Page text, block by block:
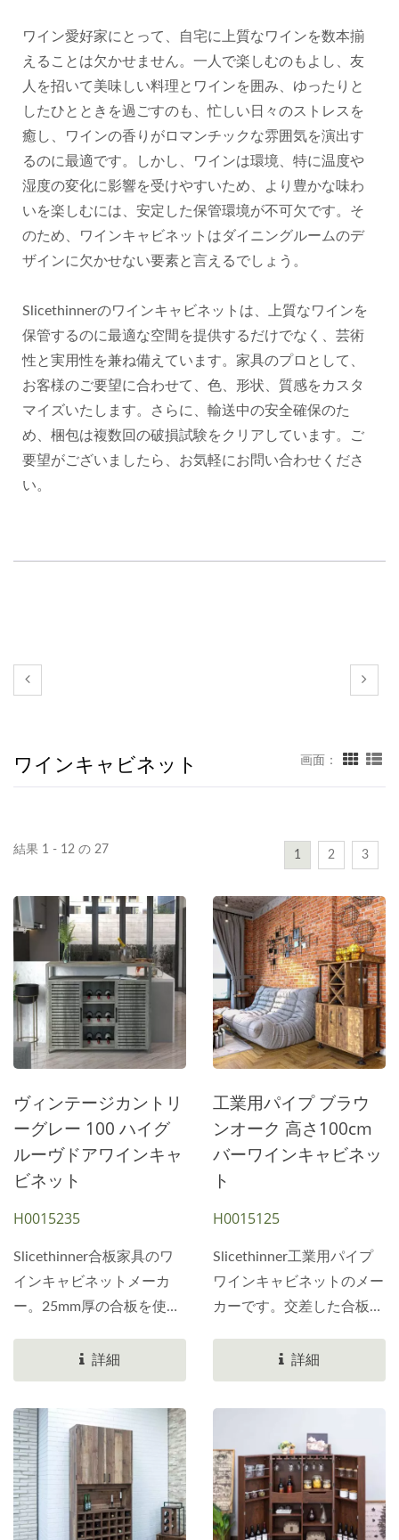
ワイン愛好家にとって、自宅に上質なワインを数本揃
えることは欠かせません。一人で楽しむのもよし、友
人を招いて美味しい料理とワインを囲み、ゆったりと
したひとときを過ごすのも、忙しい日々のストレスを
癒し、ワインの香りがロマンチックな雰囲気を演出す
るのに最適です。しかし、ワインは環境、特に温度や
湿度の変化に影響を受けやすいため、より豊かな味わ
いを楽しむには、安定した保管環境が不可欠です。そ
のため、ワインキャビネットはダイニングルームのデ
ザインに欠かせない要素と言えるでしょう。
Slicethinnerのワインキャビネットは、上質なワインを
保管するのに最適な空間を提供するだけでなく、芸術
性と実用性を兼ね備えています。家具のプロとして、
お客様のご要望に合わせて、色、形状、質感をカスタ
マイズいたします。さらに、輸送中の安全確保のた
め、梱包は複数回の破損試験をクリアしています。ご
要望がございましたら、お気軽にお問い合わせくださ
い。
ワインキャビネット 画面：
結果 1 - 12 の 27 1 2 3
ヴィンテージカントリ
ーグレー 100 ハイグ
ルーヴドアワインキャ
ビネット
H0015235
Slicethinner合板家具のワ
インキャビネットメーカ
ー。25mm厚の合板を使用
をサポートします。ヴィン
テージグレーオーク紙ラミ
ネートを使用。4本のワイ
ンキャビネットの脚の長さ
は100.0cmです。
25×25mmの正方形のプラ
スチック合板でできていま
す。キャビネットパネルの
詳細
工業用パイプ ブラウ
ンオーク 高さ100cm
バーワインキャビネッ
ト
H0015125
Slicethinner工業用パイプ
ワインキャビネットのメー
カーです。交差した合板ス
トルを配置します。合計8
つのスペースを使用できま
す。側面の高さは41.5cm
です。左右にワイングラス
を逆さまに掛けることがで
きます。上部には60.0...
詳細